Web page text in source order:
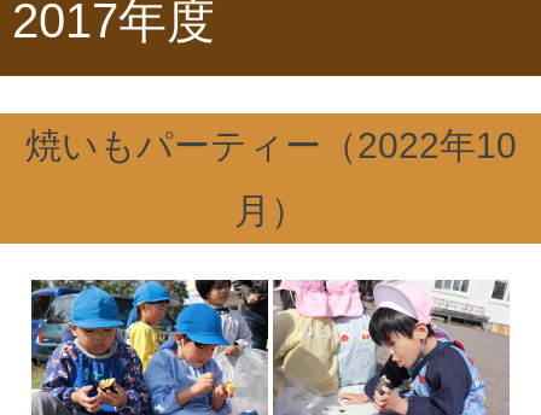
2017年度
焼いもパーティー（2022年10
月）